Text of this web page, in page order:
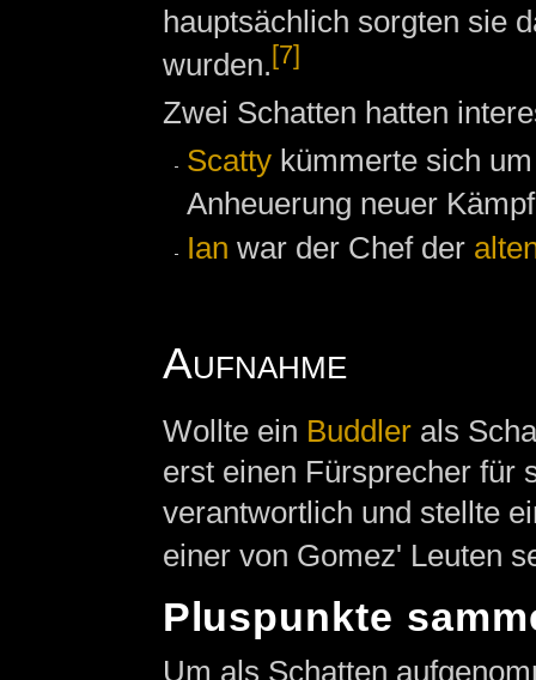
hauptsächlich sorgten sie
wurden.[7]
Zwei Schatten hatten
Scatty kümmerte sich
Anheuerung neuer
Ian war der Chef der
Aufnahme
Wollte ein Buddlerals
erst einen Fürsprecher für
verantwortlich und stellte
einer von Gomez' Leuten
Pluspunkte
Um als Schatten